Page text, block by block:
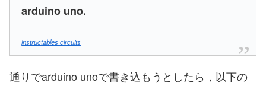
arduino uno.
instructables circuits
通りでarduino unoで書き込もうとしたら，以下の